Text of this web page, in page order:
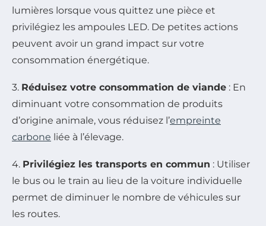
lumières lorsque vous quittez une pièce et
privilégiez les ampoules LED. De petites actions
peuvent avoir un grand impact sur votre
consommation énergétique.
3. Réduisez votre consommation de viande : En
diminuant votre consommation de produits
d’origine animale, vous réduisez l’empreinte
carbone liée à l’élevage.
4. Privilégiez les transports en commun : Utiliser
le bus ou le train au lieu de la voiture individuelle
permet de diminuer le nombre de véhicules sur
les routes.